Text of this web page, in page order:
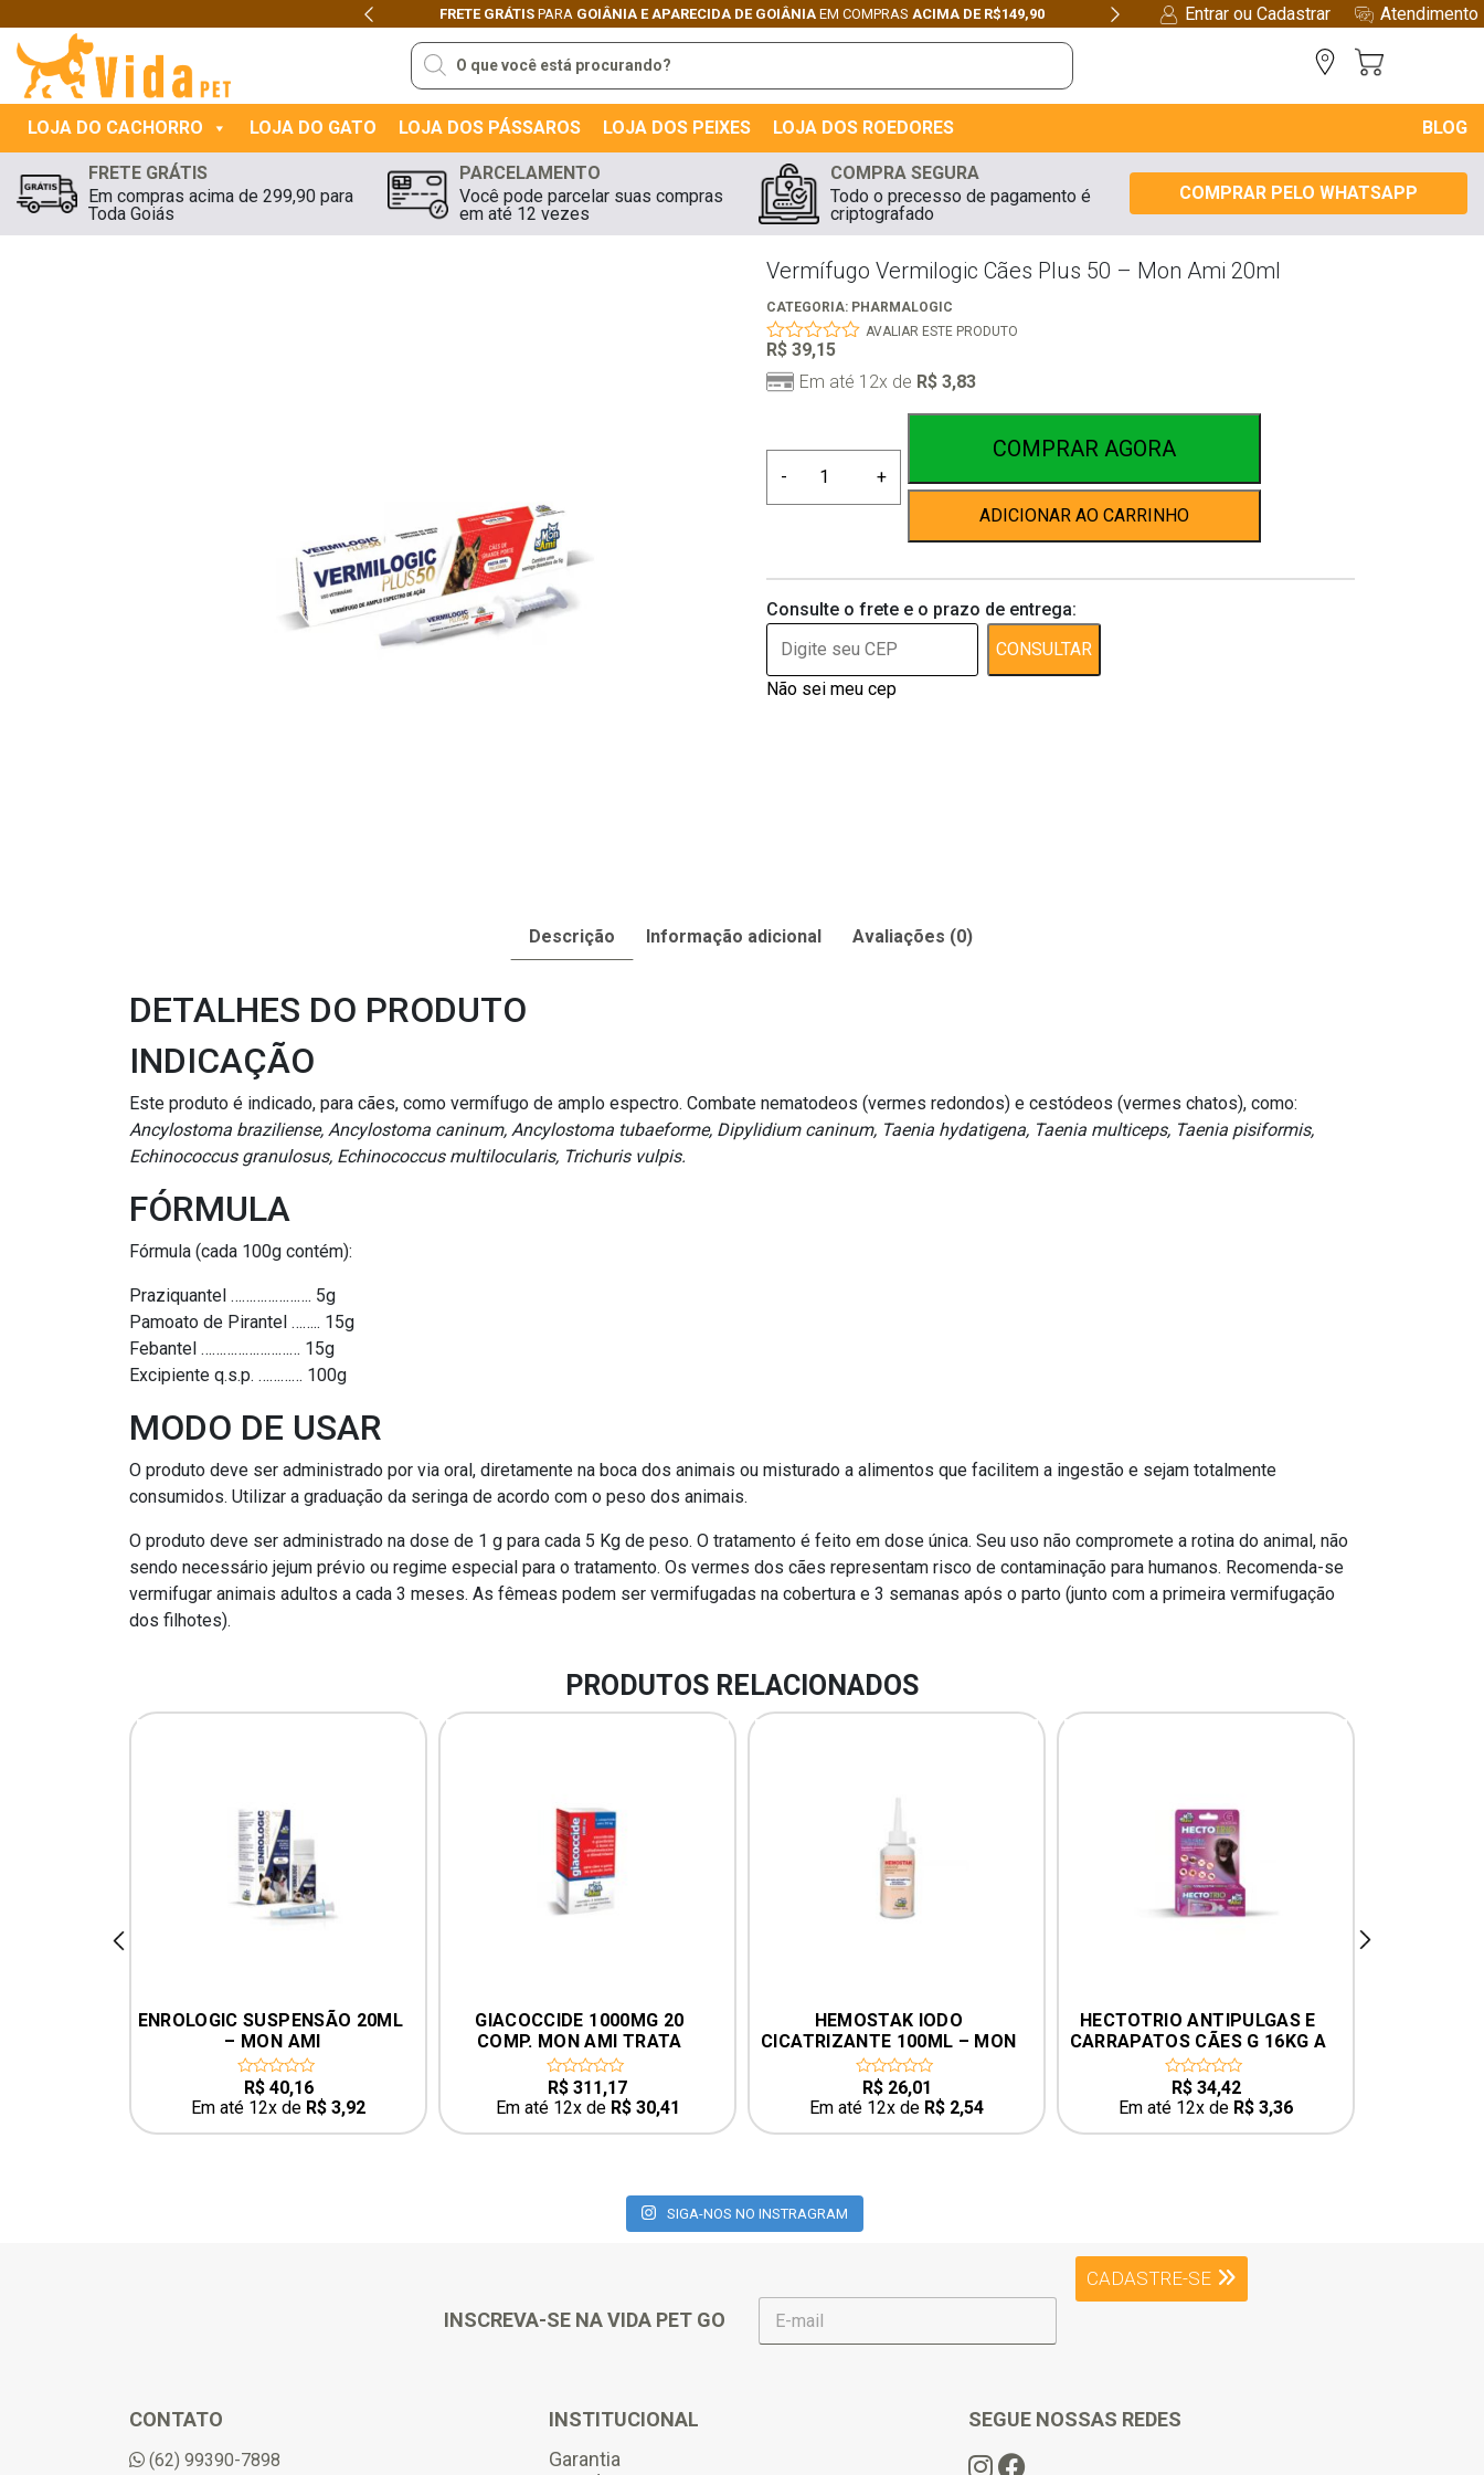
GOIÂNIA E APARECIDA DE GOIÂNIAEM COMPRASACIMA DE R$149,90
Previous Next
Entrar ou Cadastrar
Atendimento
Pesquisar
produtos
LOJA DO CACHORRO LOJA DO GATO LOJA DOS PÁSSAROS LOJA DOS PEIXES LOJA DOS ROEDORES BLOG
FRETE GRÁTIS
Em compras acima de 299,90 para
Toda Goiás
PARCELAMENTO
Você pode parcelar suas compras
em até 12 vezes
COMPRA SEGURA
Todo o precesso de pagamento é
criptografado
COMPRAR PELO WHATSAPP
Vermífugo Vermilogic Cães Plus 50 – Mon Ami 20ml
CATEGORIA: PHARMALOGIC
0
out
of
AVALIAR ESTE PRODUTO
R$ 39,15
Em até 12x de R$ 3,83
-
Vermilogic
Mon
Ami
20ml
quantidade
+
COMPRAR AGORA
ADICIONAR AO CARRINHO
Consulte o frete e o prazo de entrega:
CONSULTAR
Não sei meu cep
Descrição Informação adicional Avaliações (0)
DETALHES DO PRODUTO
INDICAÇÃO
Este produto é indicado, para cães, como vermífugo de amplo espectro. Combate nematodeos (vermes redondos) e cestódeos (vermes chatos), como:
Ancylostoma braziliense, Ancylostoma caninum, Ancylostoma tubaeforme, Dipylidium caninum, Taenia hydatigena, Taenia multiceps, Taenia pisiformis,
Echinococcus granulosus, Echinococcus multilocularis, Trichuris vulpis.
FÓRMULA
Fórmula (cada 100g contém):
Praziquantel …………………. 5g
Pamoato de Pirantel …….. 15g
Febantel ……………………… 15g
Excipiente q.s.p. ………… 100g
MODO DE USAR
O produto deve ser administrado por via oral, diretamente na boca dos animais ou misturado a alimentos que facilitem a ingestão e sejam totalmente
consumidos. Utilizar a graduação da seringa de acordo com o peso dos animais.
O produto deve ser administrado na dose de 1 g para cada 5 Kg de peso. O tratamento é feito em dose única. Seu uso não compromete a rotina do animal, não
sendo necessário jejum prévio ou regime especial para o tratamento. Os vermes dos cães representam risco de contaminação para humanos. Recomenda-se
vermifugar animais adultos a cada 3 meses. As fêmeas podem ser vermifugadas na cobertura e 3 semanas após o parto (junto com a primeira vermifugação
dos filhotes).
PRODUTOS RELACIONADOS
ENROLOGIC SUSPENSÃO 20ML
3,92
GIACOCCIDE 1000MG 20
COMP. MON AMI TRATA
COCCÍDEOS E GIÁRDIAS
of
5
Em até 12x de
30,41
HEMOSTAK IODO
CICATRIZANTE 100ML – MON
of
5
Em até 12x de
2,54
HECTOTRIO ANTIPULGAS E
CARRAPATOS CÃES G 16KG A
24KG PESO MÁXIMO DO
ANIMAL 24KG PESO MÍNIMO
DO ANIMAL 16KG
of
5
Em até 12x de
3,36
ENROLOGIC SUSPENSÃO
– MON AMI
of
5
Em até 12x de
prev
next
SIGA-NOS NO INSTRAGRAM
INSCREVA-SE NA VIDA PET GO
E
m
CADASTRE-SE
CONTATO
(62) 99390-7898
INSTITUCIONAL
Garantia
SEGUE NOSSAS REDES